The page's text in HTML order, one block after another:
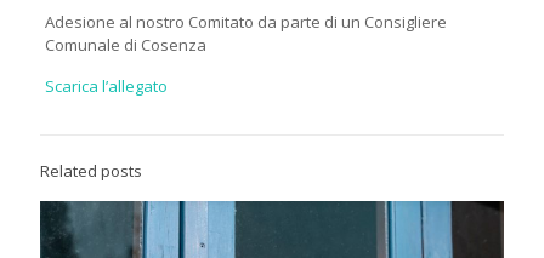
Adesione al nostro Comitato da parte di un Consigliere
Comunale di Cosenza
Scarica l’allegato
Related posts